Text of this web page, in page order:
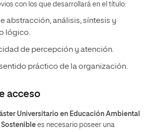
con los que desarrollará en el título:
abstracción, análisis, síntesis y
lógico.
de percepción y atención.
práctico de la organización.
acceso
Universitario en Educación Ambiental
es necesario poseer una